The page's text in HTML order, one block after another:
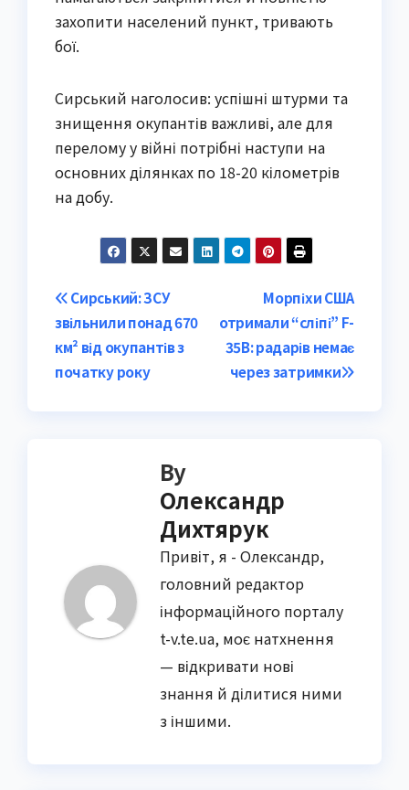
захопити населений пункт, тривають
бої.
Сирський наголосив: успішні штурми та
знищення окупантів важливі, але для
перелому у війні потрібні наступи на
основних ділянках по 18-20 кілометрів
на добу.
Post
navigation
Морпіхи США
отримали “сліпі” F-
35B: радарів немає
через затримки
Сирський: ЗСУ
звільнили понад 670
км² від окупантів з
початку року
By
Олександр
Дихтярук
Привіт, я - Олександр,
головний редактор
інформаційного порталу
t-v.te.ua, моє натхнення
— відкривати нові
знання й ділитися ними
з іншими.